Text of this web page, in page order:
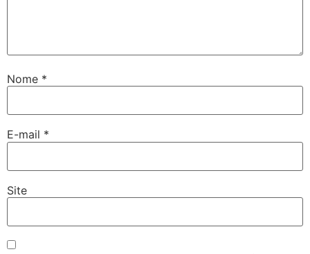
Nome *
E-mail *
Site